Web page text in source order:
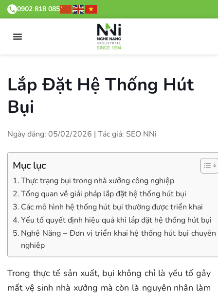
0902 818 085
Lắp Đặt Hệ Thống Hút
Bụi
Ngày đăng: 05/02/2026 | Tác giả: SEO NNi
Mục lục
Thực trạng bụi trong nhà xưởng công nghiệp
Tổng quan về giải pháp lắp đặt hệ thống hút bụi
Các mô hình hệ thống hút bụi thường được triển khai
Yếu tố quyết định hiệu quả khi lắp đặt hệ thống hút bụi
Nghệ Năng – Đơn vị triển khai hệ thống hút bụi chuyên
nghiệp
Trong thực tế sản xuất, bụi không chỉ là yếu tố gây
mất vệ sinh nhà xưởng mà còn là nguyên nhân làm